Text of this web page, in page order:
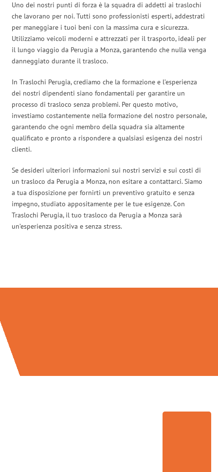
Uno dei nostri punti di forza è la squadra di addetti ai traslochi
che lavorano per noi. Tutti sono professionisti esperti, addestrati
per maneggiare i tuoi beni con la massima cura e sicurezza.
Utilizziamo veicoli moderni e attrezzati per il trasporto, ideali per
il lungo viaggio da Perugia a Monza, garantendo che nulla venga
danneggiato durante il trasloco.
In Traslochi Perugia, crediamo che la formazione e l’esperienza
dei nostri dipendenti siano fondamentali per garantire un
processo di trasloco senza problemi. Per questo motivo,
investiamo costantemente nella formazione del nostro personale,
garantendo che ogni membro della squadra sia altamente
qualificato e pronto a rispondere a qualsiasi esigenza dei nostri
clienti.
Se desideri ulteriori informazioni sui nostri servizi e sui costi di
un trasloco da Perugia a Monza, non esitare a contattarci. Siamo
a tua disposizione per fornirti un preventivo gratuito e senza
impegno, studiato appositamente per le tue esigenze. Con
Traslochi Perugia, il tuo trasloco da Perugia a Monza sarà
un’esperienza positiva e senza stress.